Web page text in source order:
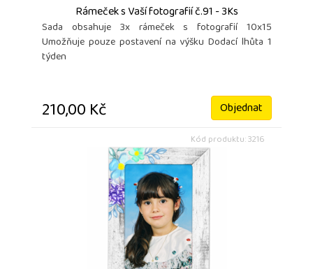
Rámeček s Vaší fotografií č.91 - 3Ks
Sada obsahuje 3x rámeček s fotografií 10x15
Umožňuje pouze postavení na výšku Dodací lhůta 1
týden
210,00 Kč Objednat
Kód produktu: 3216